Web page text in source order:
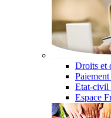
Droits et
Etat-civil
Espace